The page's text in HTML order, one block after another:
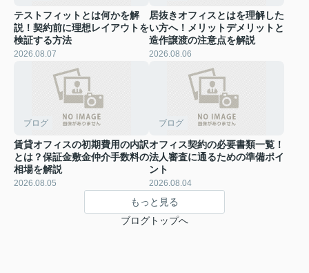
テストフィットとは何かを解
説！契約前に理想レイアウトを
検証する方法
2026.08.07
居抜きオフィスとはを理解した
い方へ！メリットデメリットと
造作譲渡の注意点を解説
2026.08.06
ブログ
賃貸オフィスの初期費用の内訳
とは？保証金敷金仲介手数料の
相場を解説
2026.08.05
ブログ
オフィス契約の必要書類一覧！
法人審査に通るための準備ポイ
ント
2026.08.04
もっと見る
ブログトップへ